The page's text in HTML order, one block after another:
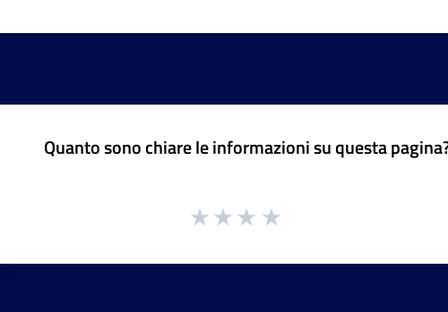
Quanto sono chiare le informazioni su questa